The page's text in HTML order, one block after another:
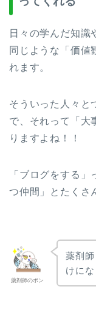
日々の学んだ知識
同じような「価値
れます。
そういった人々と
で、それって「大
りますよね！！
「ブログをする
つ仲間」とたくさ
薬剤師のポン
薬剤
けに